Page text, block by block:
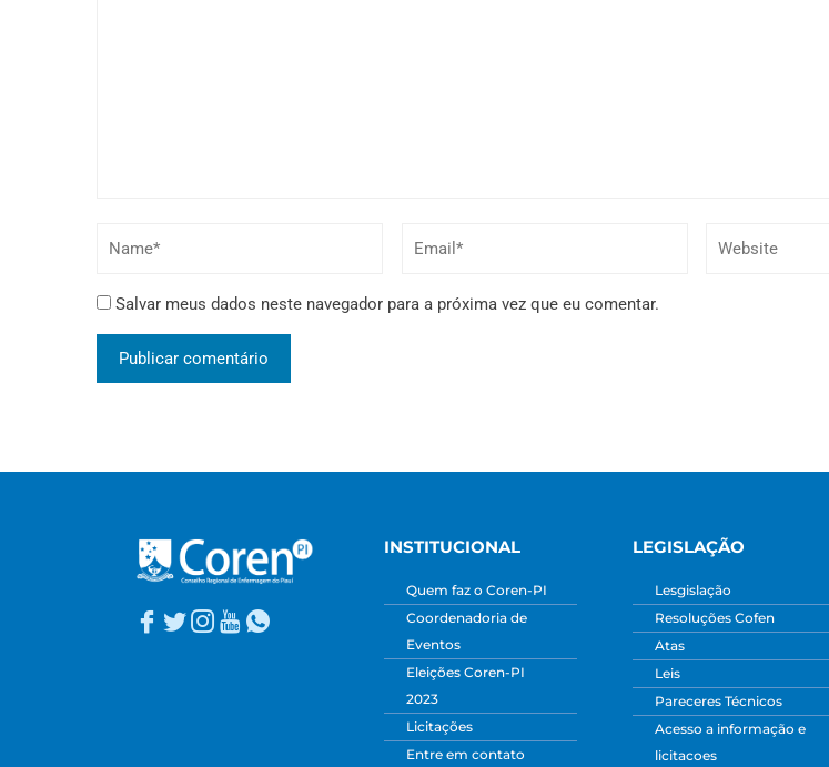
Salvar meus dados neste navegador para a próxima vez que eu comentar.
INSTITUCIONAL
Quem faz o Coren-PI
Coordenadoria de
Eventos
Eleições Coren-PI
2023
Licitações
Entre em contato
LEGISLAÇÃO
Lesgislação
Resoluções Cofen
Atas
Leis
Pareceres Técnicos
Acesso a informação e
licitacoes